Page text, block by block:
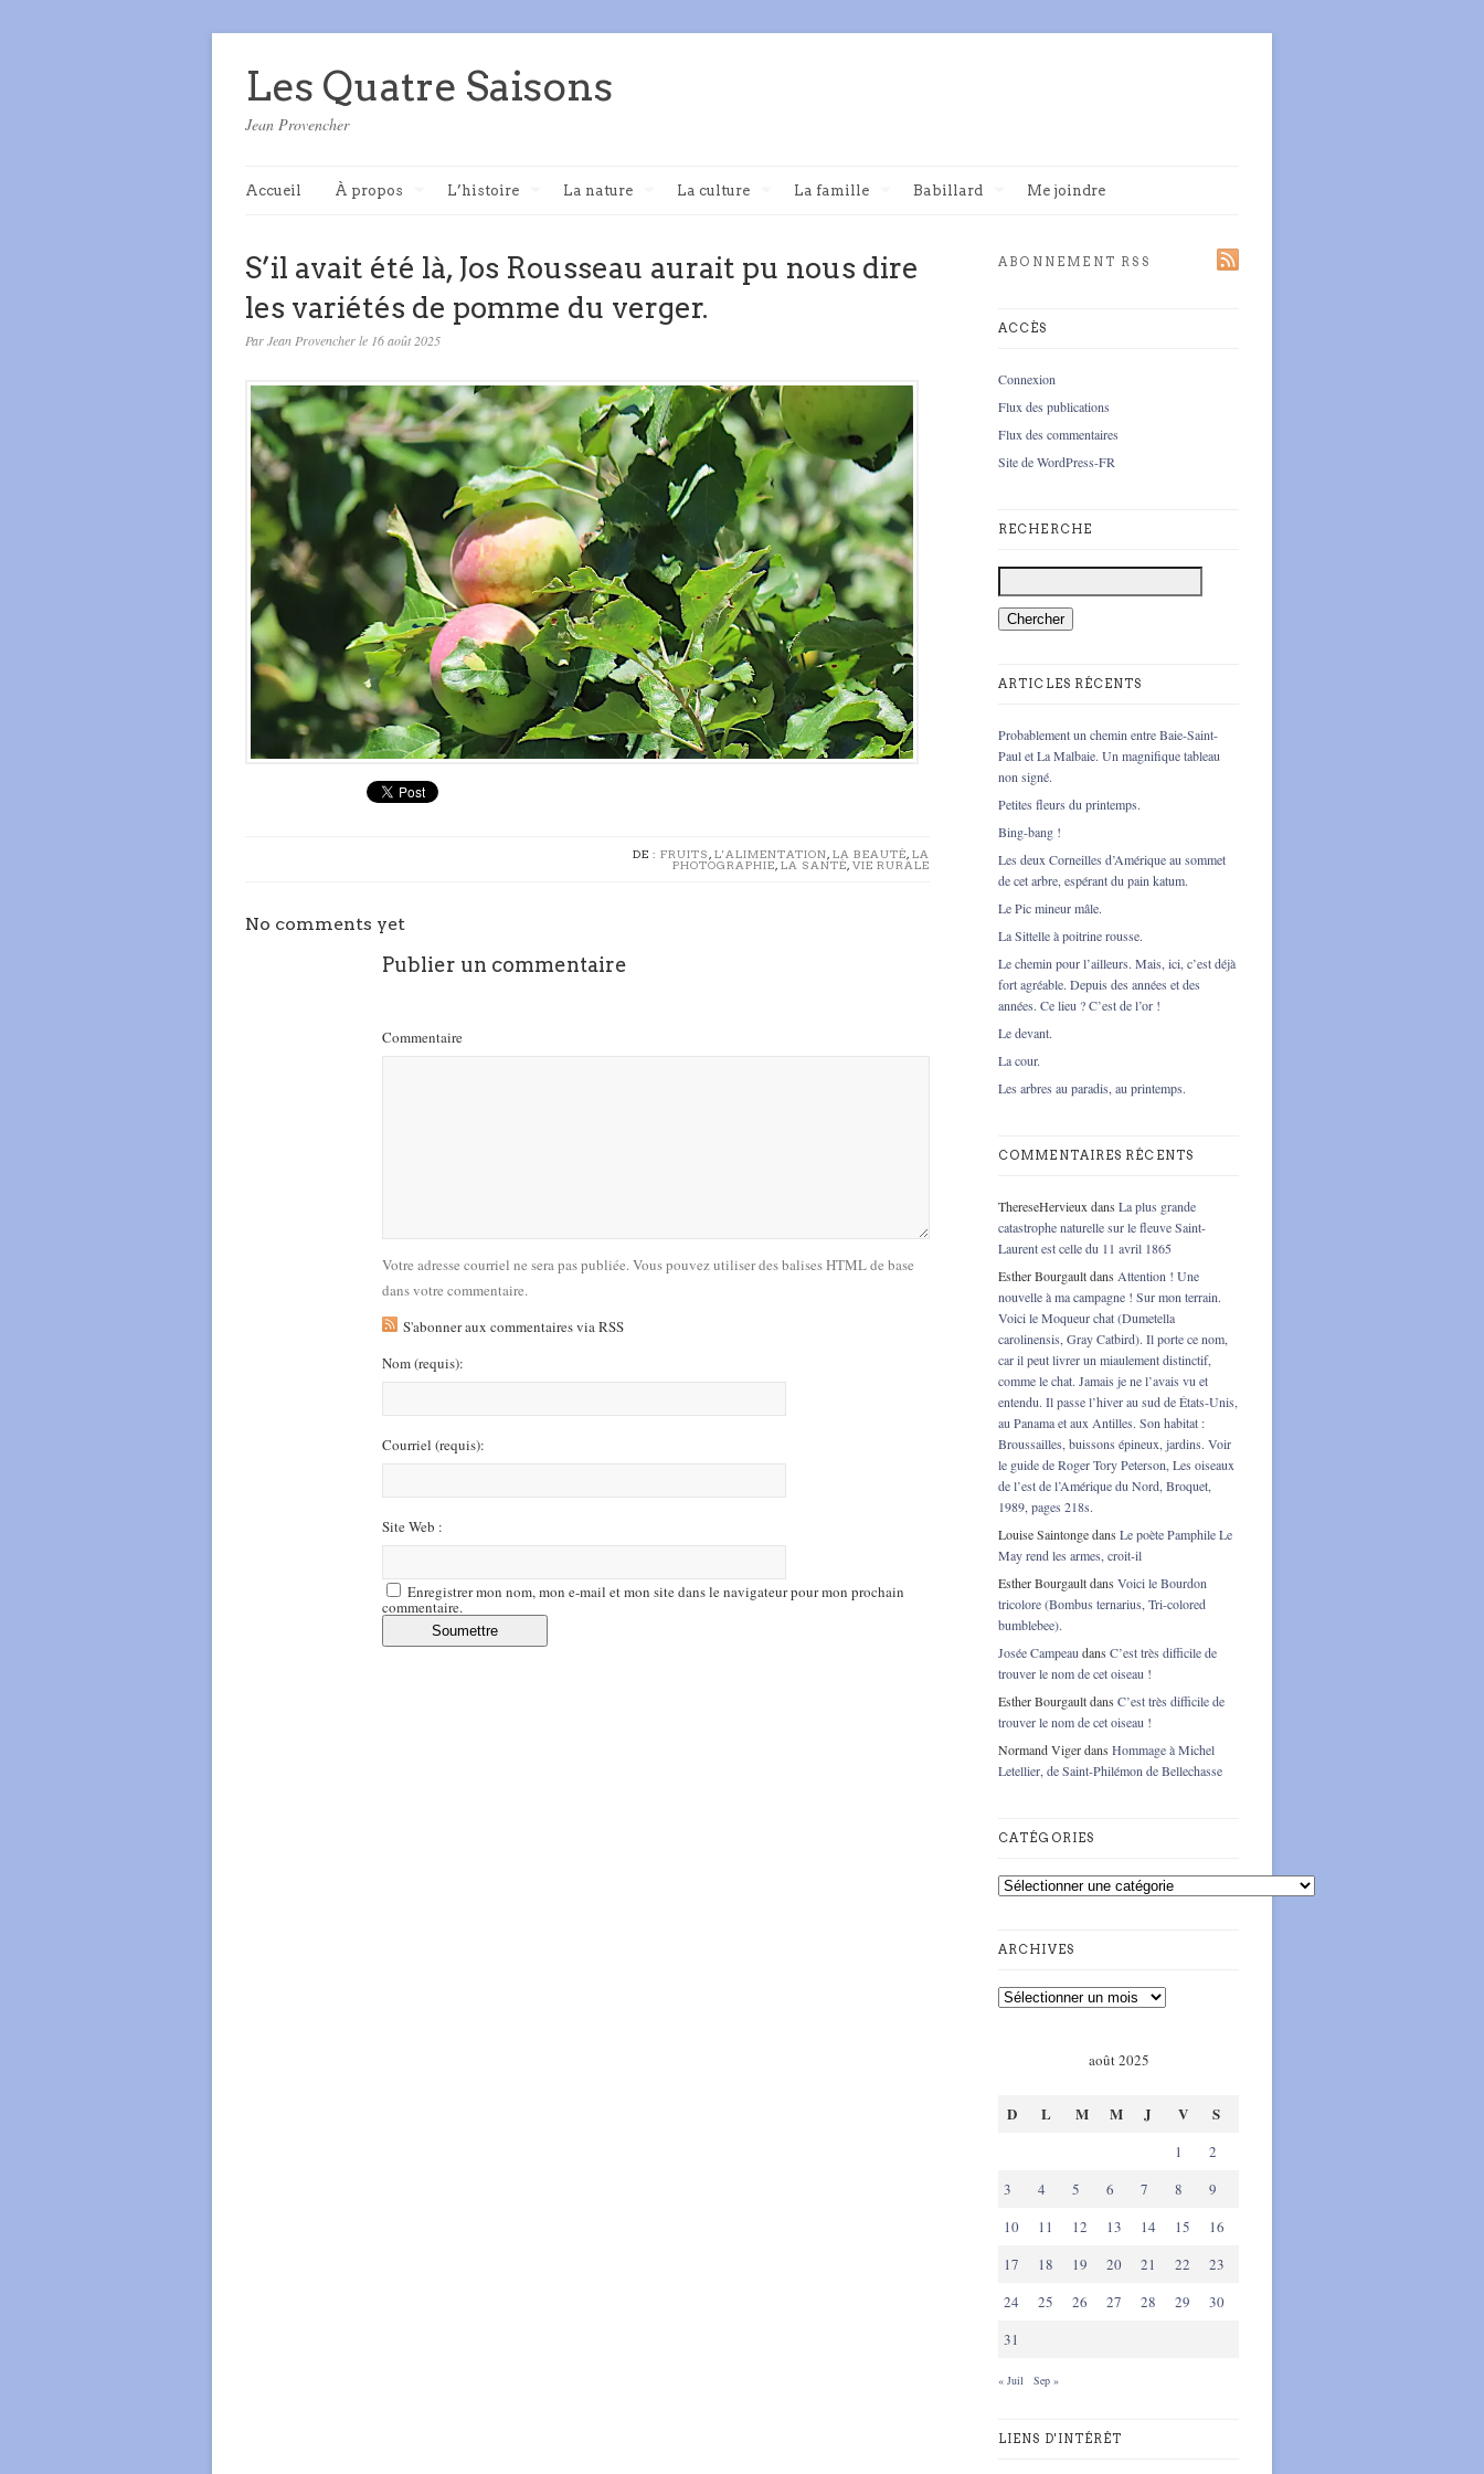
Les Quatre Saisons
Jean Provencher
Accueil À propos L’histoire La nature La culture La famille Babillard Me joindre
S’il avait été là, Jos Rousseau aurait pu nous dire
les variétés de pomme du verger.
Par Jean Provencher le 16 août 2025
DE : FRUITS , L'ALIMENTATION, LA BEAUTÉ, LA
PHOTOGRAPHIE, LA SANTÉ, VIE RURALE
No comments yet
Publier un commentaire
Commentaire
Votre adresse courriel ne sera pas publiée. Vous pouvez utiliser des balises HTML de base
dans votre commentaire.
S'abonner aux commentaires via RSS
Nom(requis):
Courriel (requis):
Site Web :
Enregistrer mon nom, mon e-mail et mon site dans le navigateur pour mon prochain
commentaire.
ABONNEMENT RSS
ACCÈS
Connexion
Flux des publications
Flux des commentaires
Site de WordPress-FR
RECHERCHE
ARTICLES RÉCENTS
Probablement un chemin entre Baie-Saint-
Paul et La Malbaie. Un magnifique tableau
non signé.
Petites fleurs du printemps.
Bing-bang !
Les deux Corneilles d’Amérique au sommet
de cet arbre, espérant du pain katum.
Le Pic mineur mâle.
La Sittelle à poitrine rousse.
Le chemin pour l’ailleurs. Mais, ici, c’est déjà
fort agréable. Depuis des années et des
années. Ce lieu ? C’est de l’or !
Le devant.
La cour.
Les arbres au paradis, au printemps.
COMMENTAIRES RÉCENTS
ThereseHervieux dans La plus grande
catastrophe naturelle sur le fleuve Saint-
Laurent est celle du 11 avril 1865
Esther Bourgaultdans Attention ! Une
nouvelle à ma campagne ! Sur mon terrain.
Voici le Moqueur chat (Dumetella
carolinensis, Gray Catbird). Il porte ce nom,
car il peut livrer un miaulement distinctif,
comme le chat. Jamais je ne l’avais vu et
entendu. Il passe l’hiver au sud de États-Unis,
au Panama et aux Antilles. Son habitat :
Broussailles, buissons épineux, jardins. Voir
le guide de Roger Tory Peterson, Les oiseaux
de l’est de l’Amérique du Nord, Broquet,
1989, pages 218s.
Louise Saintongedans Le poète Pamphile Le
May rend les armes, croit-il
Esther Bourgaultdans Voici le Bourdon
tricolore (Bombus ternarius, Tri-colored
bumblebee).
Josée Campeau dans C’est très difficile de
trouver le nom de cet oiseau !
Esther Bourgaultdans C’est très difficile de
trouver le nom de cet oiseau !
Normand Vigerdans Hommage à Michel
Letellier, de Saint-Philémon de Bellechasse
CATÉGORIES
ARCHIVES
août 2025
D L M M J V S
1
2
3
4 5 6 7 8
9
10
11 12 13 14 15
16
17
18 19 20 21 22
23
24
25 26 27 28 29
30
31
« Juil Sep »
LIENS D'INTÉRÊT